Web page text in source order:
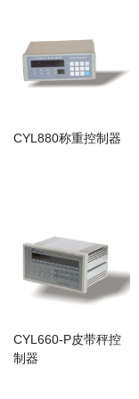
CYL880称重控制器
CYL660-P皮带秤控
制器